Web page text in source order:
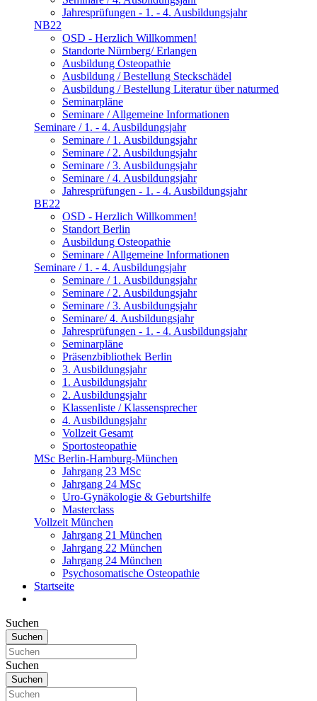
Jahresprüfungen - 1. - 4. Ausbildungsjahr
NB22
OSD - Herzlich Willkommen!
Standorte Nürnberg/ Erlangen
Ausbildung Osteopathie
Ausbildung / Bestellung Steckschädel
Ausbildung / Bestellung Literatur über naturmed
Seminarpläne
Seminare / Allgemeine Informationen
Seminare / 1. - 4. Ausbildungsjahr
Seminare / 1. Ausbildungsjahr
Seminare / 2. Ausbildungsjahr
Seminare / 3. Ausbildungsjahr
Seminare / 4. Ausbildungsjahr
Jahresprüfungen - 1. - 4. Ausbildungsjahr
BE22
OSD - Herzlich Willkommen!
Standort Berlin
Ausbildung Osteopathie
Seminare / Allgemeine Informationen
Seminare / 1. - 4. Ausbildungsjahr
Seminare / 1. Ausbildungsjahr
Seminare / 2. Ausbildungsjahr
Seminare / 3. Ausbildungsjahr
Seminare/ 4. Ausbildungsjahr
Jahresprüfungen - 1. - 4. Ausbildungsjahr
Seminarpläne
Präsenzbibliothek Berlin
3. Ausbildungsjahr
1. Ausbildungsjahr
2. Ausbildungsjahr
Klassenliste / Klassensprecher
4. Ausbildungsjahr
Vollzeit Gesamt
Sportosteopathie
MSc Berlin-Hamburg-München
Jahrgang 23 MSc
Jahrgang 24 MSc
Uro-Gynäkologie & Geburtshilfe
Masterclass
Vollzeit München
Jahrgang 21 München
Jahrgang 22 München
Jahrgang 24 München
Psychosomatische Osteopathie
Startseite
Suchen
Suchen
Suchen
Suchen